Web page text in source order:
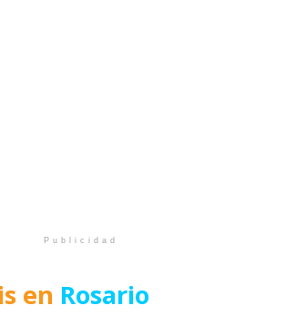
Publicidad
en Rosario